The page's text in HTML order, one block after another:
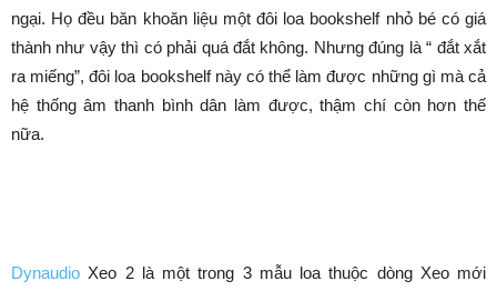
ngại. Họ đều băn khoăn liệu một đôi loa bookshelf nhỏ bé có giá
thành như vậy thì có phải quá đắt không. Nhưng đúng là “ đắt xắt
ra miếng”, đôi loa bookshelf này có thể làm được những gì mà cả
hệ thống âm thanh bình dân làm được, thậm chí còn hơn thế
nữa.
Dynaudio Xeo 2 là một trong 3 mẫu loa thuộc dòng Xeo mới